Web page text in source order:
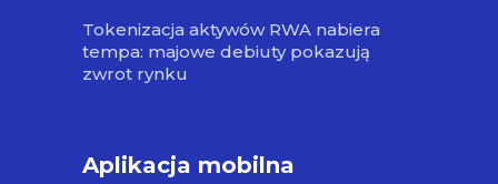
Tokenizacja aktywów RWA nabiera
tempa: majowe debiuty pokazują
zwrot rynku
Aplikacja mobilna